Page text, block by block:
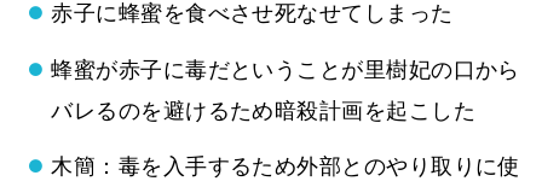
赤子に蜂蜜を食べさせ死なせてしまった
蜂蜜が赤子に毒だということが里樹妃の口から
バレるのを避けるため暗殺計画を起こした
木簡：毒を入手するため外部とのやり取りに使